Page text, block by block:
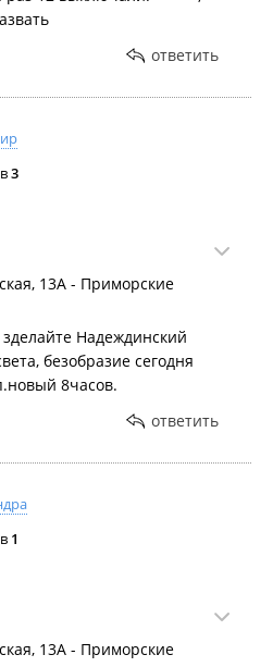
ответить
3
13А - Приморские
Надеждинский
безобразие сегодня
8часов.
ответить
1
13А - Приморские